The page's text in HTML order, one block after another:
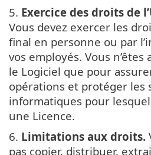
5. Exercice des droits de
Vous devez exercer les
final en personne ou par
vos employés. Vous
le Logiciel que pour
opérations et protéger les
informatiques pour
une Licence.
6. Limitations aux droits.
pas copier, distribuer,